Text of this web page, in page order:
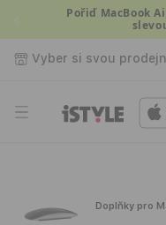
Přejít kPořiď MacBook
Vyber si svou
Doplňky pro